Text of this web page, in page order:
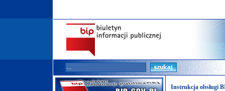
Instrukcja obsługi